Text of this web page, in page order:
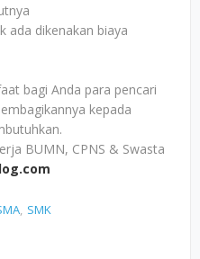
ada dikenakan biaya
bagi Anda para pencari
kepada
BUMN, CPNS & Swasta
SMK